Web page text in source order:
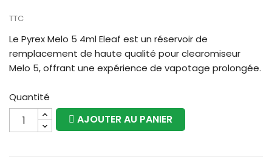
TTC
Le Pyrex Melo 5 4ml Eleaf est un réservoir de
remplacement de haute qualité pour clearomiseur
Melo 5, offrant une expérience de vapotage prolongée.
Quantité
AJOUTER AU PANIER